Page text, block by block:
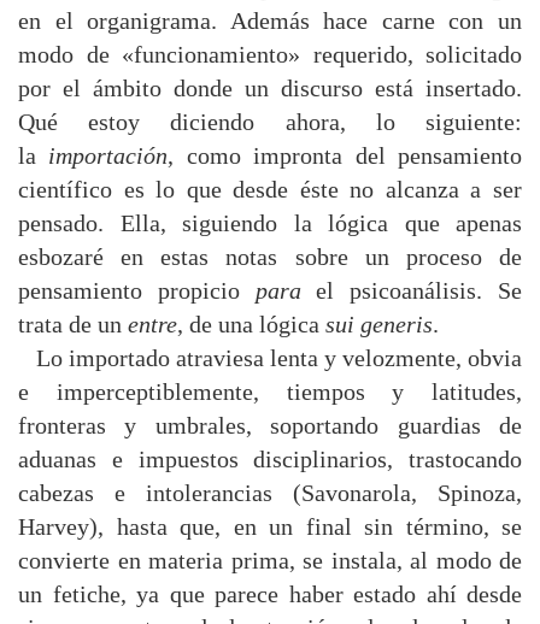
en el organigrama. Además hace carne con un
modo de «funcionamiento» requerido, solicitado
por el ámbito donde un discurso está insertado.
Qué estoy diciendo ahora, lo siguiente:
la importación, como impronta del pensamiento
científico es lo que desde éste no alcanza a ser
pensado. Ella, siguiendo la lógica que apenas
esbozaré en estas notas sobre un proceso de
pensamiento propicio parael psicoanálisis. Se
trata de un entre, de una lógica sui generis.
Lo importado atraviesa lenta y velozmente, obvia
e imperceptiblemente, tiempos y latitudes,
fronteras y umbrales, soportando guardias de
aduanas e impuestos disciplinarios, trastocando
cabezas e intolerancias (Savonarola, Spinoza,
Harvey), hasta que, en un final sin término, se
convierte en materia prima, se instala, al modo de
un fetiche, ya que parece haber estado ahí desde